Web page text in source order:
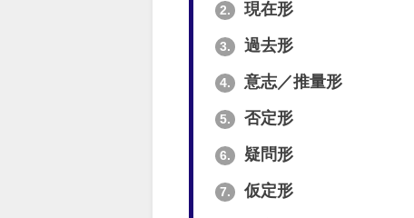
2. 現在形
3. 過去形
4. 意志／推量形
5. 否定形
6. 疑問形
7. 仮定形